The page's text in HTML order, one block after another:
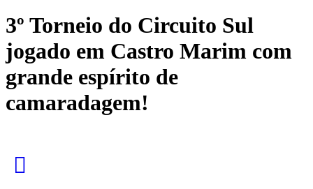
3º Torneio do Circuito Sul
jogado em Castro Marim com
grande espírito de
camaradagem!